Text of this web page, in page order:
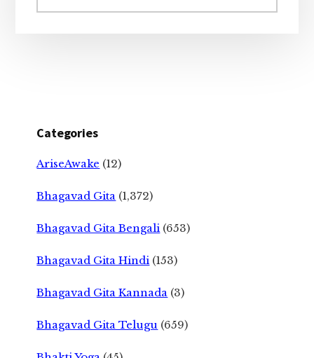
website
Categories
AriseAwake (12)
Bhagavad Gita (1,372)
Bhagavad Gita Bengali (653)
Bhagavad Gita Hindi (153)
Bhagavad Gita Kannada (3)
Bhagavad Gita Telugu (659)